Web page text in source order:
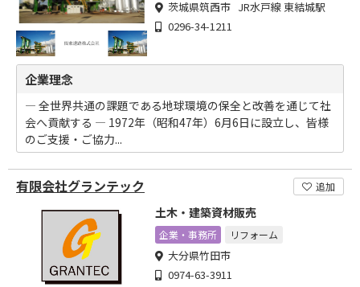
茨城県筑西市 JR水戸線 東結城駅
0296-34-1211
企業理念
― 全世界共通の課題である地球環境の保全と改善を通じて社
会へ貢献する ― 1972年（昭和47年）6月6日に設立し、皆様
のご支援・ご協力...
有限会社グランテック 追加
土木・建築資材販売
企業・事務所 リフォーム
大分県竹田市
0974-63-3911